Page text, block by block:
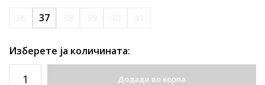
37
Изберете ја количината:
Додади во корпа